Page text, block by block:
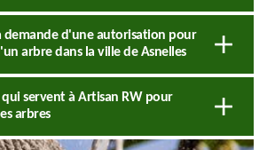
demande d'une autorisation pour
arbre dans la ville de Asnelles
qui servent à Artisan RW pour
arbres